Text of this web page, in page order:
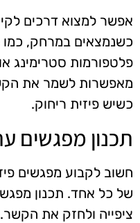
אפשר למצוא דרכים
כשנמצאים במרחק, כמו
פלטפורמות סטרימינג
מאפשרות לשמר את
כשיש פיזית ריחוק.
תכנון מפגשים
חשוב לקבוע מפגשים
של כל אחד. תכנון
ציפייה ולחזק את